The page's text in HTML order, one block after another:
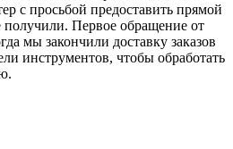
с просьбой предоставить прямой
получили. Первое обращение от
мы закончили доставку заказов
инструментов, чтобы обработать